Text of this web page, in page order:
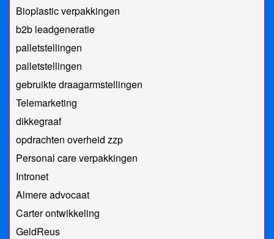
Bioplastic verpakkingen
b2b leadgeneratie
palletstellingen
palletstellingen
gebruikte draagarmstellingen
Telemarketing
dikkegraaf
opdrachten overheid zzp
Personal care verpakkingen
Intronet
Almere advocaat
Carter ontwikkeling
GeldReus